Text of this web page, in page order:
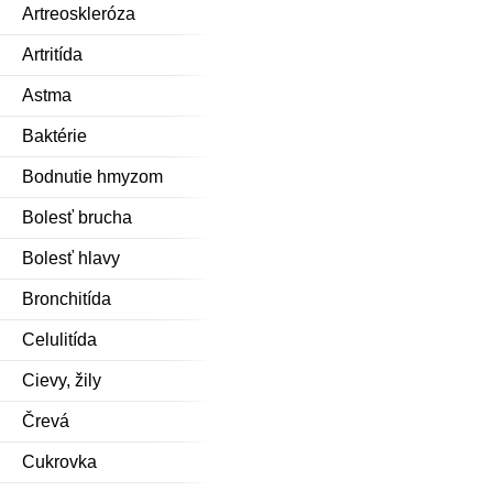
Artreoskleróza
Artritída
Astma
Baktérie
Bodnutie hmyzom
Bolesť brucha
Bolesť hlavy
Bronchitída
Celulitída
Cievy, žily
Črevá
Cukrovka